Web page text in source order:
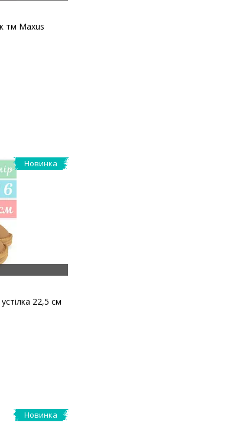
тм Maxus
Новинка
22,5 см
Новинка